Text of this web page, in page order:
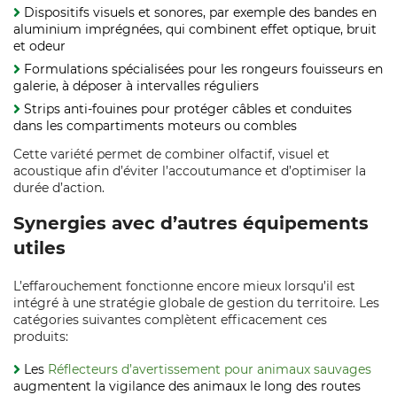
Dispositifs visuels et sonores, par exemple des bandes en
aluminium imprégnées, qui combinent effet optique, bruit
et odeur
Formulations spécialisées pour les rongeurs fouisseurs en
galerie, à déposer à intervalles réguliers
Strips anti-fouines pour protéger câbles et conduites
dans les compartiments moteurs ou combles
Cette variété permet de combiner olfactif, visuel et
acoustique afin d’éviter l’accoutumance et d’optimiser la
durée d’action.
Synergies avec d’autres équipements
utiles
L’effarouchement fonctionne encore mieux lorsqu’il est
intégré à une stratégie globale de gestion du territoire. Les
catégories suivantes complètent efficacement ces
produits:
Les Réflecteurs d’avertissement pour animaux sauvages
augmentent la vigilance des animaux le long des routes